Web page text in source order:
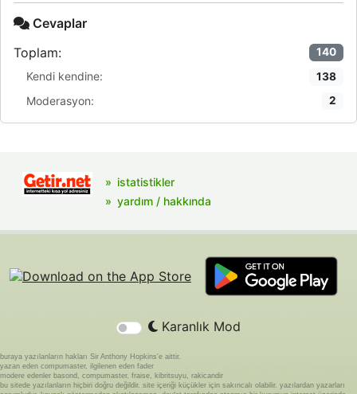
Cevaplar
Toplam:
140
Kendi kendine: 138
Moderasyon: 2
istatistikler
yardım / hakkında
Karanlık Mod
buraya yazılanların hakları Sir Anthony Hopkins'e aittir.
yazan eden compumaster, ilgilenen eden fader
modere edenler basond, compumaster, fraise, kibritsuyu, rakicandir
bu sitede yazılanların hiçbiri doğru değildir. site içeriği küçükler için sakıncalı olabilir. yazılardan yazarları